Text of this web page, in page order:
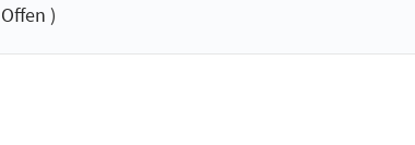
Offen )